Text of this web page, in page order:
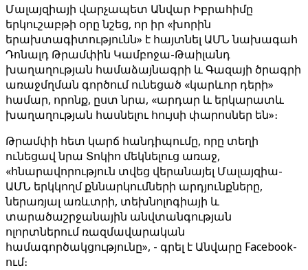
Մալայզիայի վարչապետ Անվար Իբրահիմը
երկուշաբթի օրը նշեց, որ իր «խորին
երախտագիտությունն» է հայտնել ԱՄՆ նախագահ
Դոնալդ Թրամփին Կամբոջա-Թաիլանդ
խաղաղության համաձայնագրի և Գազայի ծրագրի
առաջմղման գործում ունեցած «կարևոր դերի»
համար, որոնք, ըստ նրա, «արդար և երկարատև
խաղաղության հասնելու հույսի փարոսներ են»։
Թրամփի հետ կարճ հանդիպումը, որը տեղի
ունեցավ նրա Տոկիո մեկնելուց առաջ,
«հնարավորություն տվեց վերանայել Մալայզիա-
ԱՄՆ երկկողմ քննարկումների արդյունքները,
ներառյալ առևտրի, տեխնոլոգիայի և
տարածաշրջանային անվտանգության
ոլորտներում ռազմավարական
համագործակցությունը», - գրել է Անվարը Facebook-
ում։